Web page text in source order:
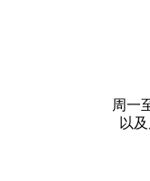
周一
以